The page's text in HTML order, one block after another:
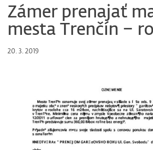
Zámer prenajať
mesta Trenčín –
20. 3. 2019